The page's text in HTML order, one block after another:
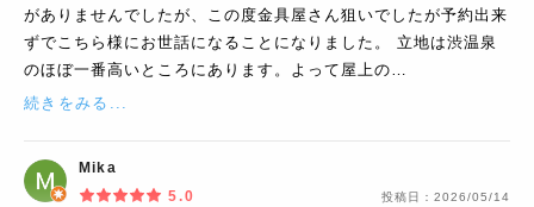
がありませんでしたが、この度金具屋さん狙いでしたが予約出来
ずでこちら様にお世話になることになりました。 立地は渋温泉
のほぼ一番高いところにあります。よって屋上の…
続きをみる...
Mika
5.0
投稿日： 2026/05/14